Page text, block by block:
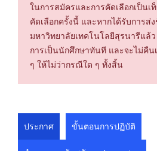
ในการสมัครและการคัดเลือกเป็นเ
คัดเลือกครั้งนี้ และหากได้รับการส่
มหาวิทยาลัยเทคโนโลยีสุรนารีแล้
การเป็นนักศึกษาทันที และจะไม่คืน
ๆ ให้ไม่ว่ากรณีใด ๆ ทั้งสิ้น
ประกาศ ขั้นตอนการปฏิบัติ